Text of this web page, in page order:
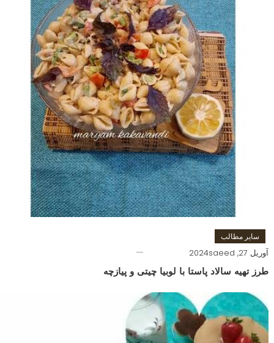
سایر مطالب
آوریل 27, 2024 saeed
طرز تهیه سالاد پاستا با لوبیا چیتی و پیازچه